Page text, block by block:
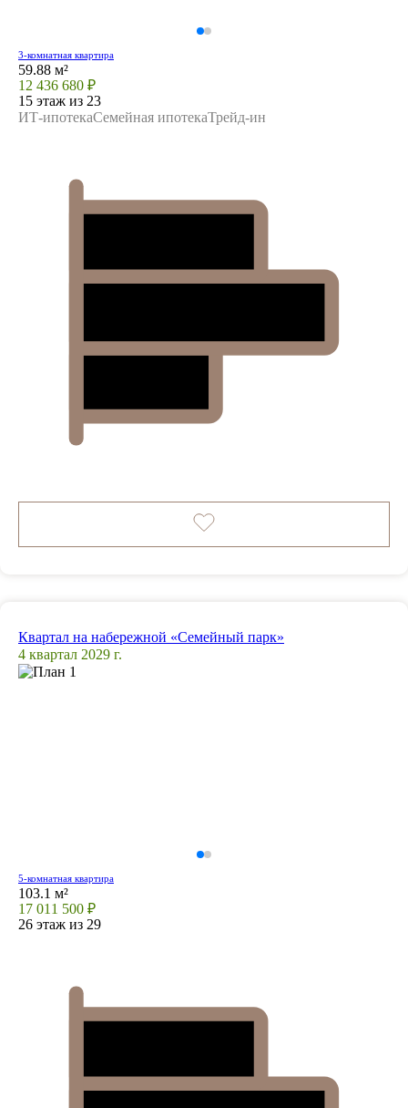
3-комнатная квартира
59.88 м²
12 436 680 ₽
15 этаж из 23
ИТ-ипотекаСемейная ипотекаТрейд-ин
Квартал на набережной «Семейный парк»
4 квартал 2029 г.
5-комнатная квартира
103.1 м²
17 011 500 ₽
26 этаж из 29